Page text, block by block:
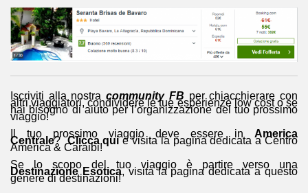
Iscriviti alla nostracommunity FB per chiacchierare con
altri viaggiatori, condividere le tue esperienze low cost o se
hai bisogno di aiuto per l’organizzazione del tuo prossimo
viaggio!
Il tuo prossimo viaggio deve essere in America
Centrale?Clicca qui e visita la pagina dedicata a Centro
America & Caraibi!
Se lo scopo del tuo viaggio è partire verso una
Destinazione Esotica, visita la pagina dedicata a questo
genere di destinazioni!